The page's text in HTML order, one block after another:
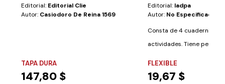
Editorial: Editorial Clie
Autor: Casiodoro De Reina 1569
TAPA DURA
147,80 $
Editorial: Iadpa
Autor: No Especificado
Consta de 4 cuadernillos
actividades. Tiene
FLEXIBLE
19,67 $